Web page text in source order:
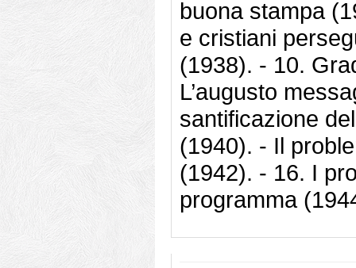
buona stampa
e cristiani
(1938). - 10.
L’augusto
santificazione
(1940). - Il
(1942). - 16. I
programma